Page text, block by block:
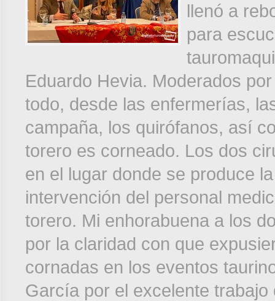
llenó a
para
Eduardo Hevia. Moderados
todo, desde las enfermerías,
campaña, los quirófanos, así
torero es corneado. Los dos
en el lugar donde se produce
intervención del personal
torero. Mi enhorabuena a los
por la claridad con que
cornadas en los eventos
García por el excelente